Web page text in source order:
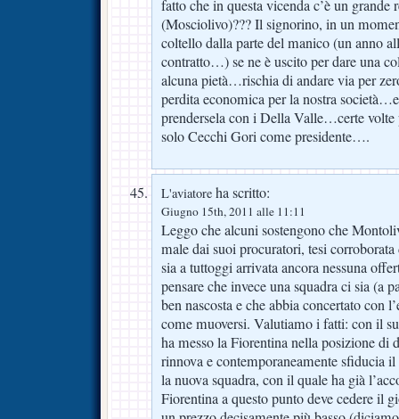
fatto che in questa vicenda c’è un grande
(Mosciolivo)??? Il signorino, in un
coltello dalla parte del manico (un anno
contratto…) se ne è uscito per dare una
alcuna pietà…rischia di andare via per
perdita economica per la nostra
prendersela con i Della Valle…certe volte
solo Cecchi Gori come presidente….
L'aviatore ha scritto:
Giugno 15th, 2011 alle 11:11
Leggo che alcuni sostengono che
male dai suoi procuratori, tesi
sia a tuttoggi arrivata ancora nessuna
pensare che invece una squadra ci sia (a
ben nascosta e che abbia concertato con
come muoversi. Valutiamo i fatti: con il
ha messo la Fiorentina nella posizione di
rinnova e contemporaneamente sfiducia
la nuova squadra, con il quale ha già
Fiorentina a questo punto deve cedere il